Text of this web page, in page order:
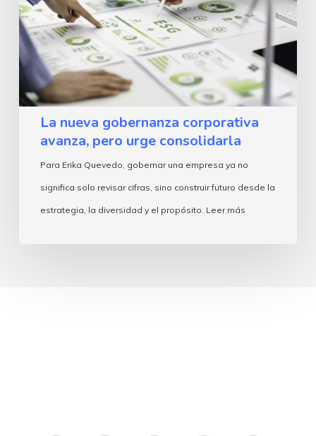
avanza,
pero
urge
consolidarla
La nueva gobernanza corporativa
avanza, pero urge consolidarla
Para Erika Quevedo, gobernar una empresa ya no
significa solo revisar cifras, sino construir futuro desde la
estrategia, la diversidad y el propósito. Leer más